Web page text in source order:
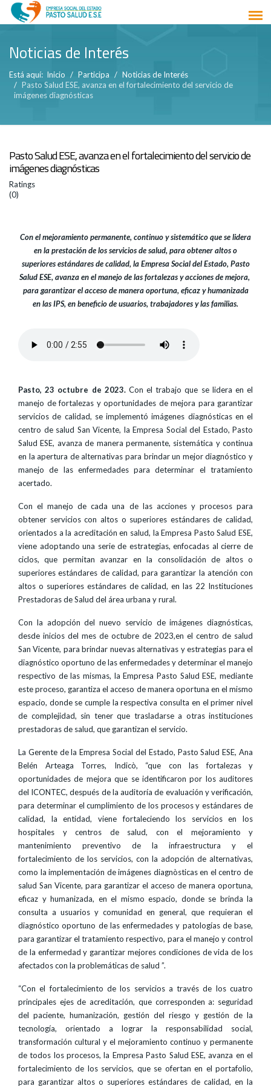
Noticias de Interés
Está aquí: Inicio Participa
Noticias de Interés
Pasto Salud ESE, avanza en el fortalecimiento del servicio de
imágenes diagnósticas
Pasto Salud ESE, avanza en el fortalecimiento del servicio de
imágenes diagnósticas
Ratings
(0)
Con el mejoramiento permanente, continuo y sistemático que se lidera
en la prestación de los servicios de salud, para obtener altos o
superiores estándares de calidad, la Empresa Social del Estado, Pasto
Salud ESE, avanza en el manejo de las fortalezas y acciones de mejora,
para garantizar el acceso de manera oportuna, eficaz y humanizada
en las IPS, en beneficio de usuarios, trabajadores y las familias.
Pasto, 23 octubre de 2023.Con el trabajo que se lidera en el
manejo de fortalezas y oportunidades de mejora para garantizar
servicios de calidad, se implementó imágenes diagnósticas en el
centro de salud San Vicente, la Empresa Social del Estado, Pasto
Salud ESE, avanza de manera permanente, sistemática y continua
en la apertura de alternativas para brindar un mejor diagnóstico y
manejo de las enfermedades para determinar el tratamiento
acertado.
Con el manejo de cada una de las acciones y procesos para
obtener servicios con altos o superiores estándares de calidad,
orientados a la acreditación en salud, la Empresa Pasto Salud ESE,
viene adoptando una serie de estrategias, enfocadas al cierre de
ciclos, que permitan avanzar en la consolidación de altos o
superiores estándares de calidad, para garantizar la atención con
altos o superiores estándares de calidad, en las 22 Instituciones
Prestadoras de Salud del área urbana y rural.
Con la adopción del nuevo servicio de imágenes diagnósticas,
desde inicios del mes de octubre de 2023,en el centro de salud
San Vicente, para brindar nuevas alternativas y estrategias para el
diagnóstico oportuno de las enfermedades y determinar el manejo
respectivo de las mismas, la Empresa Pasto Salud ESE, mediante
este proceso, garantiza el acceso de manera oportuna en el mismo
espacio, donde se cumple la respectiva consulta en el primer nivel
de complejidad, sin tener que trasladarse a otras instituciones
prestadoras de salud, que garantizan el servicio.
La Gerente de la Empresa Social del Estado, Pasto Salud ESE, Ana
Belén Arteaga Torres, Indicò, “que con las fortalezas y
oportunidades de mejora que se identificaron por los auditores
del ICONTEC, después de la auditoría de evaluación y verificación,
para determinar el cumplimiento de los procesos y estándares de
calidad, la entidad, viene fortaleciendo los servicios en los
hospitales y centros de salud, con el mejoramiento y
mantenimiento preventivo de la infraestructura y el
fortalecimiento de los servicios, con la adopción de alternativas,
como la implementación de imágenes diagnòsticas en el centro de
salud San Vicente, para garantizar el acceso de manera oportuna,
eficaz y humanizada, en el mismo espacio, donde se brinda la
consulta a usuarios y comunidad en general, que requieran el
diagnóstico oportuno de las enfermedades y patologías de base,
para garantizar el tratamiento respectivo, para el manejo y control
de la enfermedad y garantizar mejores condiciones de vida de los
afectados con la problemáticas de salud ”.
“Con el fortalecimiento de los servicios a través de los cuatro
principales ejes de acreditación, que corresponden a: seguridad
del paciente, humanización, gestión del riesgo y gestión de la
tecnología, orientado a lograr la responsabilidad social,
transformación cultural y el mejoramiento continuo y permanente
de todos los procesos, la Empresa Pasto Salud ESE, avanza en el
fortalecimiento de los servicios, que se ofertan en el portafolio,
para garantizar altos o superiores estándares de calidad, en la